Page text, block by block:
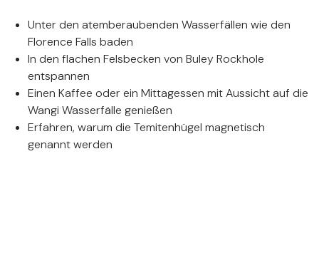
Unter den atemberaubenden Wasserfällen wie den
Florence Falls baden
In den flachen Felsbecken von Buley Rockhole
entspannen
Einen Kaffee oder ein Mittagessen mit Aussicht auf die
Wangi Wasserfälle genießen
Erfahren, warum die Temitenhügel magnetisch
genannt werden